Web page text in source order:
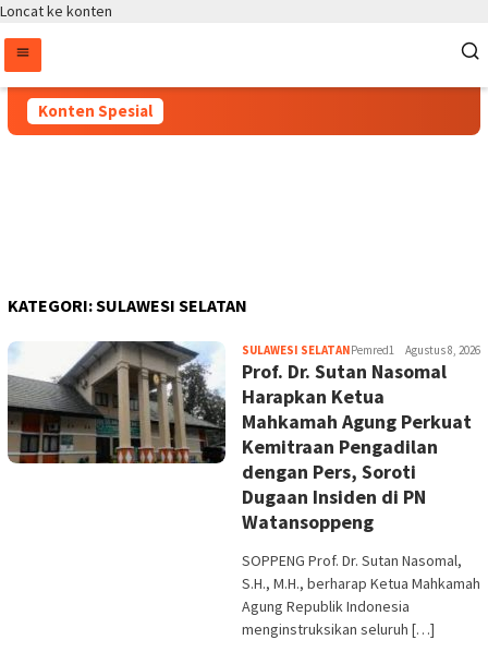
Loncat ke konten
Konten Spesial
KATEGORI:SULAWESI SELATAN
SULAWESI SELATANPemred1 Agustus 8, 2026
Prof. Dr. Sutan Nasomal
Harapkan Ketua
Mahkamah Agung Perkuat
Kemitraan Pengadilan
dengan Pers, Soroti
Dugaan Insiden di PN
Watansoppeng
SOPPENG Prof. Dr. Sutan Nasomal,
S.H., M.H., berharap Ketua Mahkamah
Agung Republik Indonesia
menginstruksikan seluruh […]